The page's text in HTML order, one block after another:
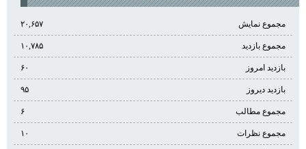
مجموع نمایش‌ ۲۰,۶۵۷
مجموع بازدید ۱۰,۷۸۵
بازدید امروز ۶۰
بازدید دیروز ۹۵
مجموع مطالب
مجموع نظرات ۱۰